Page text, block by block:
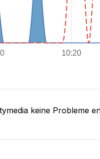
keine Probleme